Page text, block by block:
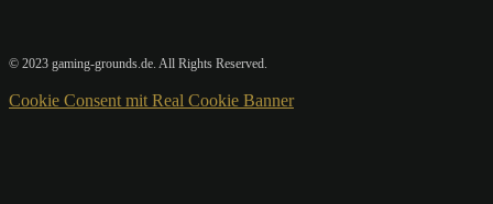
© 2023 gaming-grounds.de. All Rights Reserved.
Cookie Consent mit Real Cookie Banner